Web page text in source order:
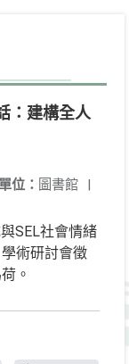
：建構全人
位： 圖書館 |
SEL社會情緒
術研討會徵
。